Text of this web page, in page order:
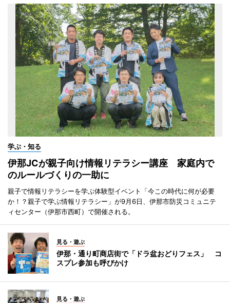
学ぶ・知る
伊那JCが親子向け情報リテラシー講座 家庭内で
のルールづくりの一助に
親子で情報リテラシーを学ぶ体験型イベント「今この時代に何が必要
か！？親子で学ぶ情報リテラシー」が9月6日、伊那市防災コミュニテ
ィセンター（伊那市西町）で開催される。
見る・遊ぶ
伊那・通り町商店街で「ドラ盆おどりフェス」 コ
スプレ参加も呼びかけ
見る・遊ぶ